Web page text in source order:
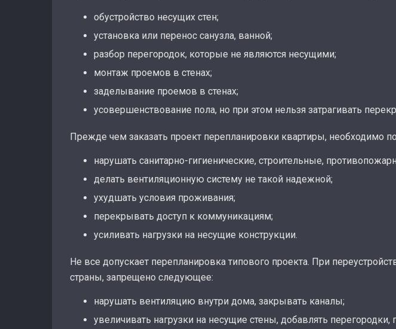
обустройство несущих стен;
установка или перенос санузла, ванной;
разбор перегородок, которые не являются несущими;
монтаж проемов в стенах;
заделывание проемов в стенах;
усовершенствование пола, но при этом нельзя затрагивать
Прежде чем заказать проект перепланировки квартиры, необходимо
нарушать санитарно-гигиенические, строительные,
делать вентиляционную систему не такой надежной;
ухудшать условия проживания;
перекрывать доступ к коммуникациям;
усиливать нагрузки на несущие конструкции.
Не все допускает перепланировка типового проекта. При
страны, запрещено следующее:
нарушать вентиляцию внутри дома, закрывать каналы;
увеличивать нагрузки на несущие стены, добавлять